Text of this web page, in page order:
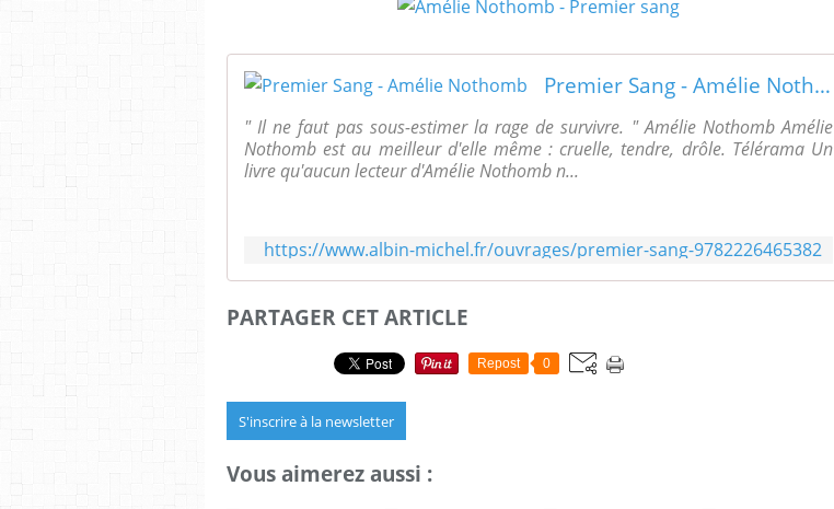
Premier Sang - Amélie Nothomb
" Il ne faut pas sous-estimer la rage de survivre. " Amélie Nothomb Amélie
Nothomb est au meilleur d'elle même : cruelle, tendre, drôle. Télérama Un
livre qu'aucun lecteur d'Amélie Nothomb n...
https://www.albin-michel.fr/ouvrages/premier-sang-9782226465382
PARTAGER CET ARTICLE
Repost 0
S'inscrire à la newsletter
Vous aimerez aussi :